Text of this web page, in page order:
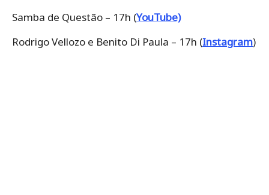
Samba de Questão – 17h (YouTube)
Rodrigo Vellozo e Benito Di Paula – 17h (Instagram)